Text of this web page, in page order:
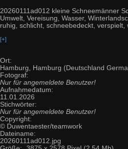
20260111ad012 kleine Schneemänner
Umwelt, Vereisung, Wasser,
ruhig, schlicht, schneebedeckt,
[+]
Ort:
Hamburg, Hamburg (Deutschland
Fotograf:
Nur für angemeldete Benutzer!
Aufnahmedatum:
11.01.2026
Stichwörter:
Nur für angemeldete Benutzer!
Copyright:
© Duwentaester/teamwork
Dateiname:
20260111ad012.jpg